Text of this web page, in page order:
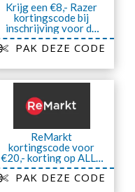
Krijg een €8,- Razer
kortingscode bij
inschrijving voor de
nieuwsbrief
PAK DEZE CODE
ReMarkt
kortingscode voor
€20,- korting op ALLE
sets
PAK DEZE CODE